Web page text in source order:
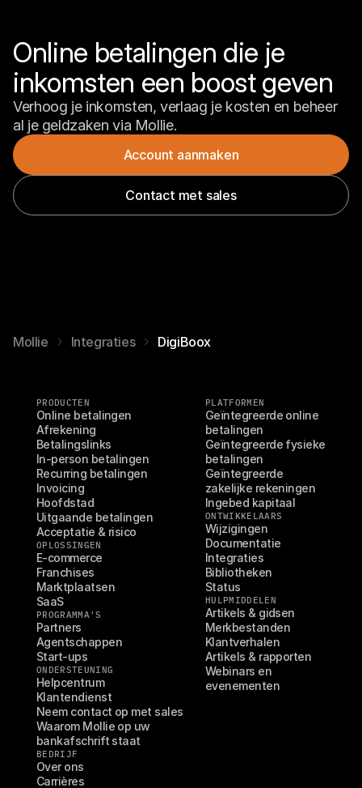
Online betalingen die je
inkomsten een boost geven
Verhoog je inkomsten, verlaag je kosten en beheer
al je geldzaken via Mollie.
Account aanmaken
Contact met sales
Mollie Integraties DigiBoox
PRODUCTEN
Online betalingen
Afrekening
Betalingslinks
In-person betalingen
Recurring betalingen
Invoicing
Hoofdstad
Uitgaande betalingen
Acceptatie & risico
OPLOSSINGEN
E-commerce
Franchises
Marktplaatsen
SaaS
PROGRAMMA'S
Partners
Agentschappen
Start-ups
ONDERSTEUNING
Helpcentrum
Klantendienst
Neem contact op met sales
Waarom Mollie op uw
bankafschrift staat
BEDRIJF
Over ons
Carrières
PLATFORMEN
Geïntegreerde online
betalingen
Geïntegreerde fysieke
betalingen
Geïntegreerde
zakelijke rekeningen
Ingebed kapitaal
ONTWIKKELAARS
Wijzigingen
Documentatie
Integraties
Bibliotheken
Status
HULPMIDDELEN
Artikels & gidsen
Merkbestanden
Klantverhalen
Artikels & rapporten
Webinars en
evenementen